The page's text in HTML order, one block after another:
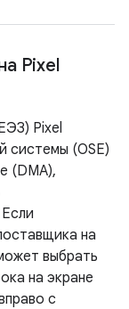
Pixel
Pixel
системы (OSE)
(DMA),
на
выбрать
на экране
с